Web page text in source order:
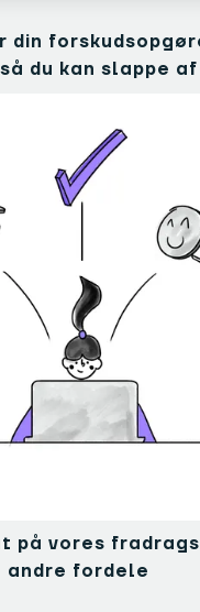
din
du kan slappe af
på vores
andre fordele